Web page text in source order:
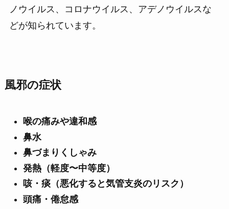
ノウイルス、コロナウイルス、アデノウイルスな
どが知られています。
風邪の症状
喉の痛みや違和感
鼻水
鼻づまりくしゃみ
発熱（軽度〜中等度）
咳・痰（悪化すると気管支炎のリスク）
頭痛・倦怠感